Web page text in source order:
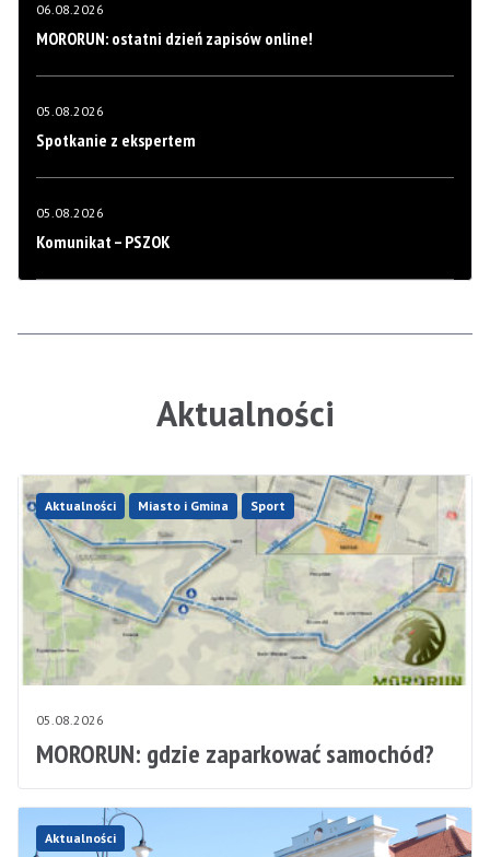
06.08.2026
MORORUN: ostatni dzień zapisów online!
05.08.2026
Spotkanie z ekspertem
05.08.2026
Komunikat – PSZOK
Aktualności
Aktualności Miasto i Gmina Sport
05.08.2026
MORORUN: gdzie zaparkować samochód?
Aktualności